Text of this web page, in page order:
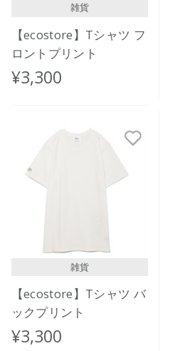
雑貨
【ecostore】Tシャツ フ
ロントプリント
¥3,300
雑貨
【ecostore】Tシャツ バ
ックプリント
¥3,300